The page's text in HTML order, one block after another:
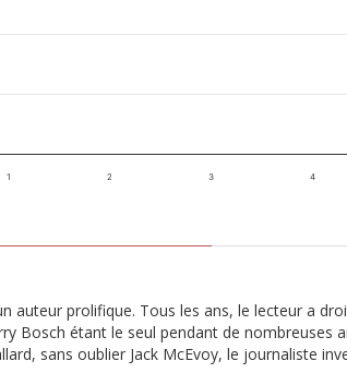
1 2 3 4
auteur prolifique. Tous les ans, le lecteur a
Bosch étant le seul pendant de
sans oublier Jack McEvoy, le journaliste